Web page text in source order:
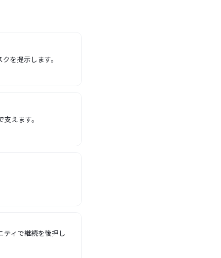
を提示します。
えます。
ィで継続を後押し